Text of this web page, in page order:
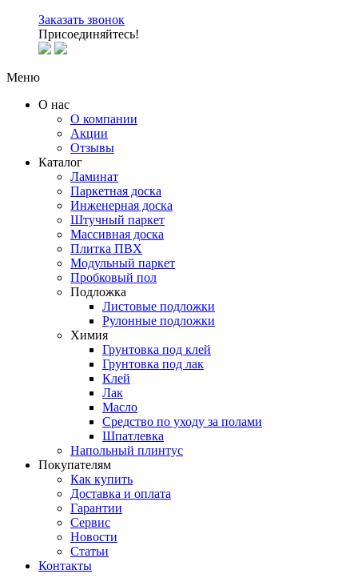
Заказать звонок
Присоединяйтесь!
Меню
О нас
О компании
Акции
Отзывы
Каталог
Ламинат
Паркетная доска
Инженерная доска
Штучный паркет
Массивная доска
Плитка ПВХ
Модульный паркет
Пробковый пол
Подложка
Листовые подложки
Рулонные подложки
Химия
Грунтовка под клей
Грунтовка под лак
Клей
Лак
Масло
Средство по уходу за полами
Шпатлевка
Напольный плинтус
Покупателям
Как купить
Доставка и оплата
Гарантии
Сервис
Новости
Статьи
Контакты